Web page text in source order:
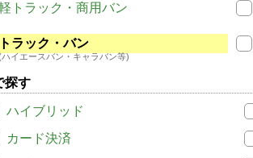
トラック・商用バン
トラック・バン
ハイエースバン・キャラバン等)
探す
ハイブリッド
カード決済